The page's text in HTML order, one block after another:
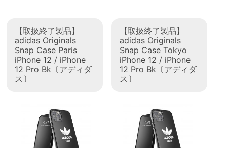
【取扱終了製品】
adidas Originals
Snap Case Paris
iPhone 12 / iPhone
12 Pro Bk〔アディダ
ス〕
【取扱終了製品】
adidas Originals
Snap Case Tokyo
iPhone 12 / iPhone
12 Pro Bk〔アディダ
ス〕